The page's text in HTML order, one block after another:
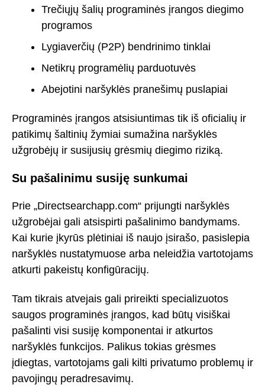
Trečiųjų šalių programinės įrangos diegimo
programos
Lygiaverčių (P2P) bendrinimo tinklai
Netikrų programėlių parduotuvės
Abejotini naršyklės pranešimų puslapiai
Programinės įrangos atsisiuntimas tik iš oficialių ir
patikimų šaltinių žymiai sumažina naršyklės
užgrobėjų ir susijusių grėsmių diegimo riziką.
Su pašalinimu susiję sunkumai
Prie „Directsearchapp.com“ prijungti naršyklės
užgrobėjai gali atsispirti pašalinimo bandymams.
Kai kurie įkyrūs plėtiniai iš naujo įsirašo, pasislepia
naršyklės nustatymuose arba neleidžia vartotojams
atkurti pakeistų konfigūracijų.
Tam tikrais atvejais gali prireikti specializuotos
saugos programinės įrangos, kad būtų visiškai
pašalinti visi susiję komponentai ir atkurtos
naršyklės funkcijos. Palikus tokias grėsmes
įdiegtas, vartotojams gali kilti privatumo problemų ir
pavojingų peradresavimų.